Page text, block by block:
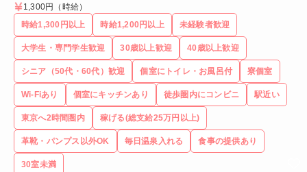
1,300円 （時給）
時給1,300円以上
時給1,200円以上 未経験者歓迎
大学生・専門学生歓迎 30歳以上歓迎 40歳以上歓迎
シニア（50代・60代）歓迎 個室にトイレ・お風呂付 寮個室
Wi-Fiあり 個室にキッチンあり 徒歩圏内にコンビニ 駅近い
東京へ2時間圏内 稼げる(総支給25万円以上)
革靴・パンプス以外OK 毎日温泉入れる 食事の提供あり
30室未満